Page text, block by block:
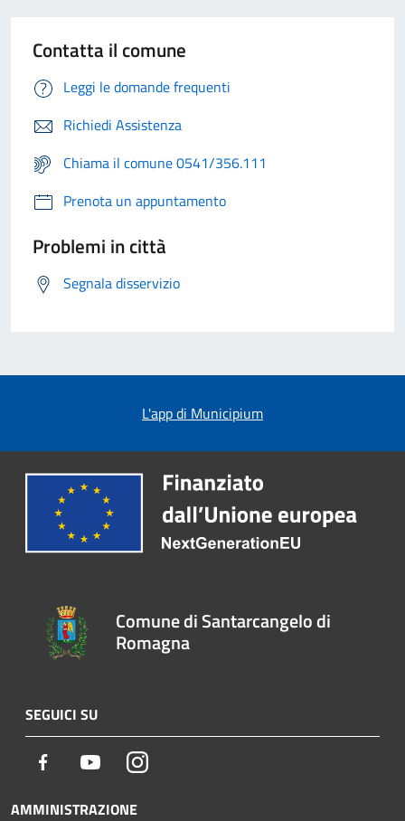
Contatta il comune
Leggi le domande frequenti
Richiedi Assistenza
Chiama il comune 0541/356.111
Prenota un appuntamento
Problemi in città
Segnala disservizio
L'app di Municipium
Comune di Santarcangelo di
Romagna
SEGUICI SU
Facebook YoutubeInstagram
AMMINISTRAZIONE